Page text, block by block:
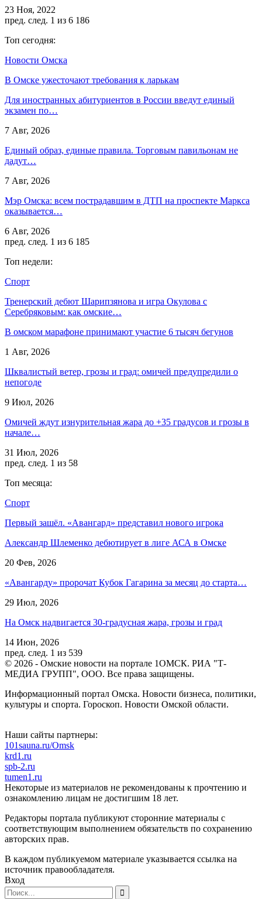
23 Ноя, 2022
пред. след. 1 из 6 186
Топ сегодня:
Новости Омска
В Омске ужесточают требования к ларькам
Для иностранных абитуриентов в России введут единый
экзамен по…
7 Авг, 2026
Единый образ, единые правила. Торговым павильонам не
дадут…
7 Авг, 2026
Мэр Омска: всем пострадавшим в ДТП на проспекте Маркса
оказывается…
6 Авг, 2026
пред. след. 1 из 6 185
Топ недели:
Спорт
Тренерский дебют Шарипзянова и игра Окулова с
Серебряковым: как омские…
В омском марафоне принимают участие 6 тысяч бегунов
1 Авг, 2026
Шквалистый ветер, грозы и град: омичей предупредили о
непогоде
9 Июл, 2026
Омичей ждут изнурительная жара до +35 градусов и грозы в
начале…
31 Июл, 2026
пред. след. 1 из 58
Топ месяца:
Спорт
Первый зашёл. «Авангард» представил нового игрока
Александр Шлеменко дебютирует в лиге АСА в Омске
20 Фев, 2026
«Авангарду» пророчат Кубок Гагарина за месяц до старта…
29 Июл, 2026
На Омск надвигается 30-градусная жара, грозы и град
14 Июн, 2026
пред. след. 1 из 539
© 2026 - Омские новости на портале 1ОМСК. РИА "Т-
МЕДИА ГРУПП", ООО. Все права защищены.
Информационный портал Омска. Новости бизнеса, политики,
культуры и спорта. Гороскоп. Новости Омской области.
Наши сайты партнеры:
101sauna.ru/Omsk
krd1.ru
spb-2.ru
tumen1.ru
Некоторые из материалов не рекомендованы к прочтению и
ознакомлению лицам не достигшим 18 лет.
Редакторы портала публикуют сторонние материалы с
соответствующим выполнением обязательств по сохранению
авторских прав.
В каждом публикуемом материале указывается ссылка на
источник правообладателя.
Вход